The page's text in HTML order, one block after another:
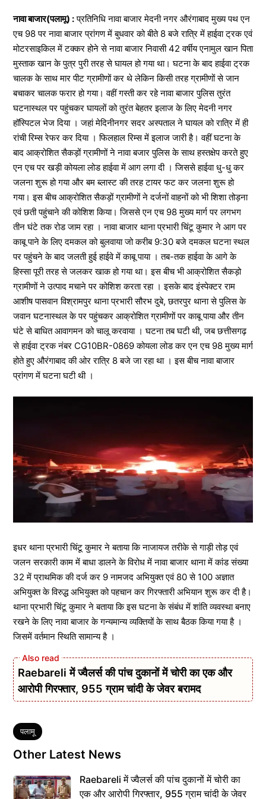
नावा बाजार(पलामू) :प्रतिनिधि नावा बाजार मेदनी नगर औरंगाबाद मुख्य पथ एन
एच 98 पर नावा बाजार प्रांगण में बुधवार को बीते 8 बजे रात्रि में हाईवा ट्रक एवं
मोटरसाइकिल में टक्कर होने से नावा बाजार निवासी 42 वर्षीय एनामुल खान पिता
मुस्ताक खान के पुत्र पुरी तरह से घायल हो गया था। घटना के बाद हाईवा ट्रक
चालक के साथ मार पीट ग्रामीणों कर थे लेकिन किसी तरह ग्रामीणों से जान
बचाकर चालक फरार हो गया। वहीं गस्ती कर रहे नावा बाजार पुलिस तुरंत
घटनास्थल पर पहुंचकर घायलों को तुरंत बेहतर इलाज के लिए मेदनी नगर
हॉस्पिटल भेज दिया । जहां मेदिनीनगर सदर अस्पताल ने घायल को रात्रि में ही
रांची रिम्स रेफर कर दिया । फिलहाल रिम्स में इलाज जारी है। वहीं घटना के
बाद आक्रोशित सैकड़ों ग्रामीणों ने नावा बजार पुलिस के साथ हस्तक्षेप करते हुए
एन एच पर खड़ी कोयला लोड हाईवा में आग लगा दी । जिससे हाईवा धु-धु कर
जलना शुरू हो गया और बम ब्लास्ट की तरह टायर फट कर जलना शुरू हो
गया। इस बीच आक्रोशित सैकड़ों ग्रामीणों ने दर्जनों वाहनों को भी शिशा तोड़ना
एवं छती पहुंचाने की कोशिश किया। जिससे एन एच 98 मुख्य मार्ग पर लगभग
तीन घंटे तक रोड जाम रहा । नावा बाजार थाना प्रभारी चिंटू कुमार ने आग पर
काबू पाने के लिए दमकल को बुलवाया जो करीब 9:30 बजे दमकल घटना स्थल
पर पहुंचने के बाद जलती हुई हाईवे में काबू पाया । तब-तक हाईवा के आगे के
हिस्सा पूरी तरह से जलकर खाक हो गया था। इस बीच भी आक्रोशित सैकड़ो
ग्रामीणों ने उत्पाद मचाने पर कोशिश करता रहा । इसके बाद इंस्पेक्टर राम
आशीष पासवान विश्रामपुर थाना प्रभारी सौरभ दुबे, छतरपुर थाना से पुलिस के
जवान घटनास्थल के पर पहुंचकर आक्रोशित ग्रामीणों पर काबू पाया और तीन
घंटे से बाधित आवागमन को चालू करवाया । घटना तब घटी थी, जब छत्तीसगढ़
से हाईवा ट्रक नंबर CG10BR-0869 कोयला लोड कर एन एच 98 मुख्य मार्ग
होते हुए औरंगाबाद की ओर रात्रि 8 बजे जा रहा था । इस बीच नावा बाजार
प्रांगण में घटना घटी थी ।
इधर थाना प्रभारी चिंटू कुमार ने बताया कि नाजायज तरीके से गाड़ी तोड़ एवं
जलन सरकारी काम में बाधा डालने के विरोध में नावा बाजार थाना में कांड संख्या
32 में प्राथमिक की दर्ज कर 9 नामजद अभियुक्त एवं 80 से 100 अज्ञात
अभियुक्त के विरुद्ध अभियुक्त को पहचान कर गिरफ्तारी अभियान शुरू कर दी है।
थाना प्रभारी चिंटू कुमार ने बताया कि इस घटना ‌के संबंध में शांति व्यवस्था बनाए
रखने के लिए नावा बाजार के गन्यमान्य व्यक्तियों के साथ बैठक किया गया है ।
जिसमें वर्तमान स्थिति सामान्य है ।
Raebareli में ज्वैलर्स की पांच दुकानों में चोरी का एक और
आरोपी गिरफ्तार, 955 ग्राम चांदी के जेवर बरामद
Tags
पलामू
Other Latest News
Raebareli में ज्वैलर्स की पांच दुकानों में चोरी का
एक और आरोपी गिरफ्तार, 955 ग्राम चांदी के जेवर